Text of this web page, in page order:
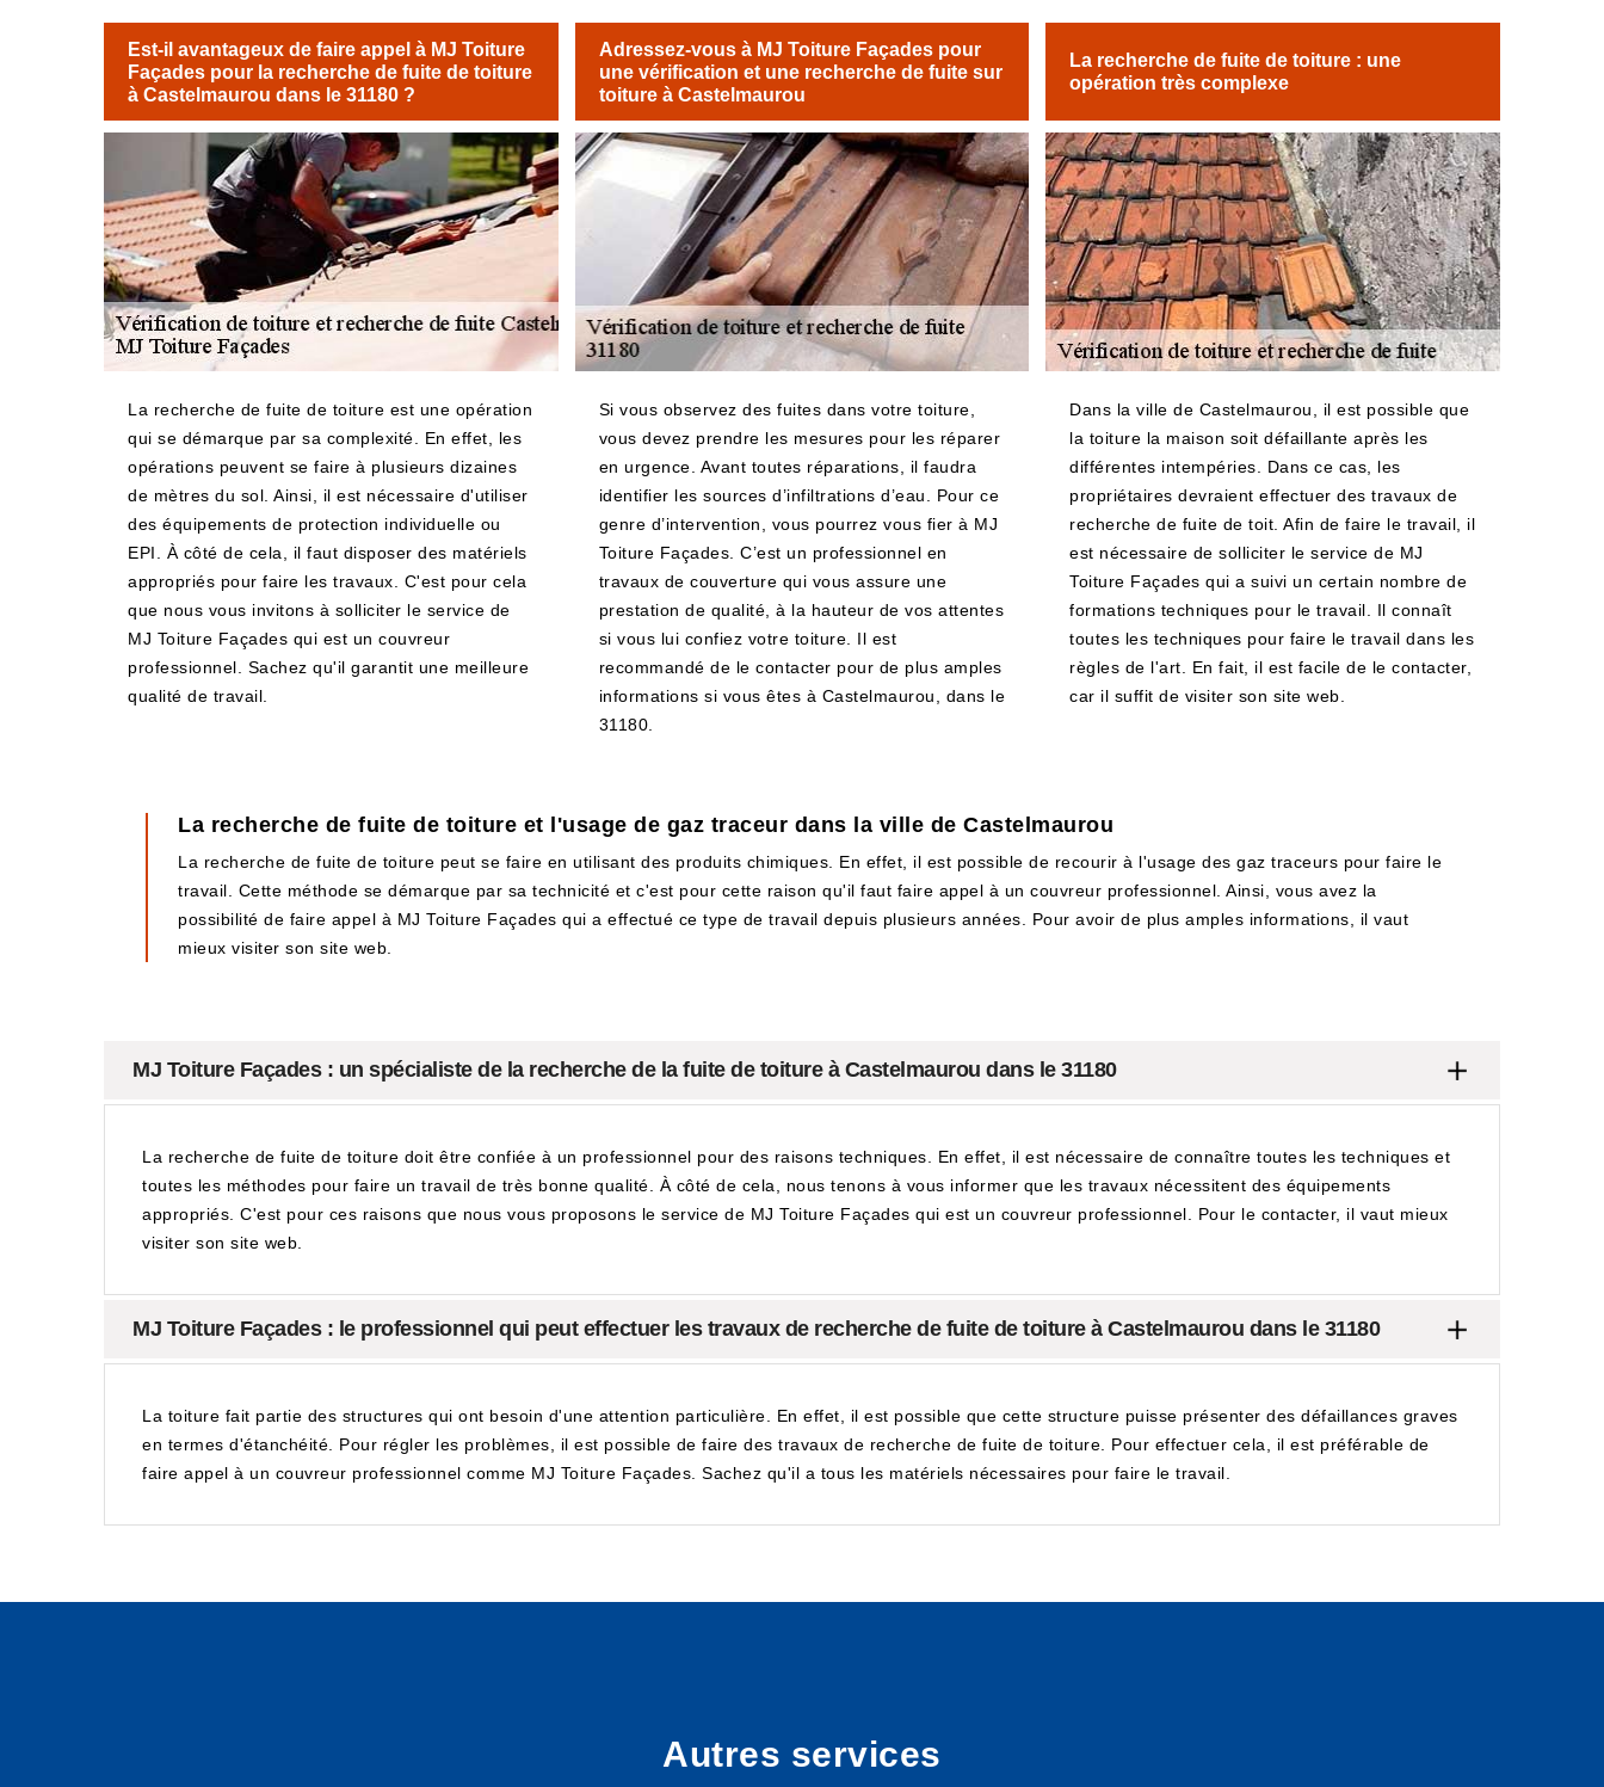
Est-il avantageux de faire appel à MJ Toiture
Façades pour la recherche de fuite de toiture
à Castelmaurou dans le 31180 ?
La recherche de fuite de toiture est une opération
qui se démarque par sa complexité. En effet, les
opérations peuvent se faire à plusieurs dizaines
de mètres du sol. Ainsi, il est nécessaire d'utiliser
des équipements de protection individuelle ou
EPI. À côté de cela, il faut disposer des matériels
appropriés pour faire les travaux. C'est pour cela
que nous vous invitons à solliciter le service de
MJ Toiture Façades qui est un couvreur
professionnel. Sachez qu'il garantit une meilleure
qualité de travail.
Adressez-vous à MJ Toiture Façades pour
une vérification et une recherche de fuite sur
toiture à Castelmaurou
Si vous observez des fuites dans votre toiture,
vous devez prendre les mesures pour les réparer
en urgence. Avant toutes réparations, il faudra
identifier les sources d’infiltrations d’eau. Pour ce
genre d’intervention, vous pourrez vous fier à MJ
Toiture Façades. C’est un professionnel en
travaux de couverture qui vous assure une
prestation de qualité, à la hauteur de vos attentes
si vous lui confiez votre toiture. Il est
recommandé de le contacter pour de plus amples
informations si vous êtes à Castelmaurou, dans le
31180.
La recherche de fuite de toiture : une
opération très complexe
Dans la ville de Castelmaurou, il est possible que
la toiture la maison soit défaillante après les
différentes intempéries. Dans ce cas, les
propriétaires devraient effectuer des travaux de
recherche de fuite de toit. Afin de faire le travail, il
est nécessaire de solliciter le service de MJ
Toiture Façades qui a suivi un certain nombre de
formations techniques pour le travail. Il connaît
toutes les techniques pour faire le travail dans les
règles de l'art. En fait, il est facile de le contacter,
car il suffit de visiter son site web.
La recherche de fuite de toiture et l'usage de gaz traceur dans la ville de Castelmaurou
La recherche de fuite de toiture peut se faire en utilisant des produits chimiques. En effet, il est possible de recourir à l'usage des gaz traceurs pour faire le
travail. Cette méthode se démarque par sa technicité et c'est pour cette raison qu'il faut faire appel à un couvreur professionnel. Ainsi, vous avez la
possibilité de faire appel à MJ Toiture Façades qui a effectué ce type de travail depuis plusieurs années. Pour avoir de plus amples informations, il vaut
mieux visiter son site web.
MJ Toiture Façades : un spécialiste de la recherche de la fuite de toiture à Castelmaurou dans le 31180
La recherche de fuite de toiture doit être confiée à un professionnel pour des raisons techniques. En effet, il est nécessaire de connaître toutes les techniques et
toutes les méthodes pour faire un travail de très bonne qualité. À côté de cela, nous tenons à vous informer que les travaux nécessitent des équipements
appropriés. C'est pour ces raisons que nous vous proposons le service de MJ Toiture Façades qui est un couvreur professionnel. Pour le contacter, il vaut mieux
visiter son site web.
MJ Toiture Façades : le professionnel qui peut effectuer les travaux de recherche de fuite de toiture à Castelmaurou dans le 31180
La toiture fait partie des structures qui ont besoin d'une attention particulière. En effet, il est possible que cette structure puisse présenter des défaillances graves
en termes d'étanchéité. Pour régler les problèmes, il est possible de faire des travaux de recherche de fuite de toiture. Pour effectuer cela, il est préférable de
faire appel à un couvreur professionnel comme MJ Toiture Façades. Sachez qu'il a tous les matériels nécessaires pour faire le travail.
Autres services